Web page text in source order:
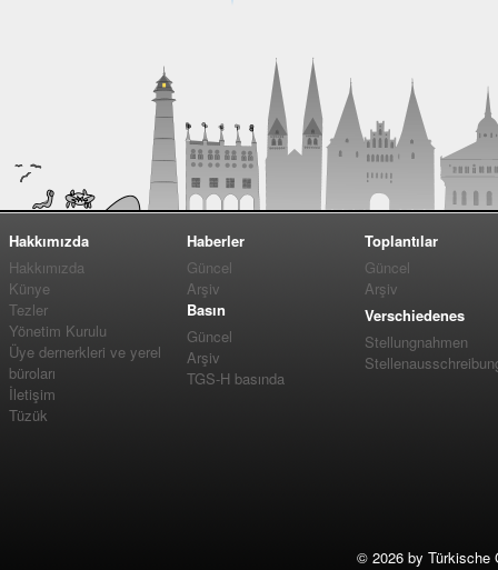
Hakkımızda
Hakkımızda
Künye
Tezler
Yönetim Kurulu
Üye dernerkleri ve yerel
büroları
İletişim
Tüzük
Haberler
Güncel
Arşiv
Basın
Güncel
Arşiv
TGS-H basında
Toplantılar
Güncel
Arşiv
Verschiedenes
Stellungnahmen
© 2026 by Türkische